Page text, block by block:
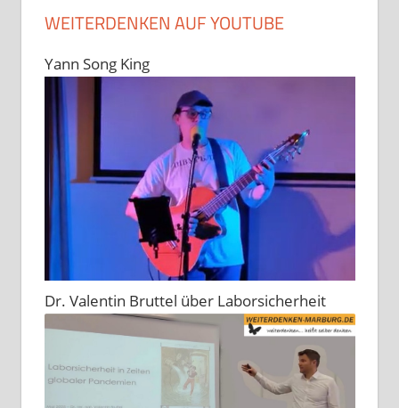
WEITERDENKEN AUF YOUTUBE
Yann Song King
Dr. Valentin Bruttel über Laborsicherheit